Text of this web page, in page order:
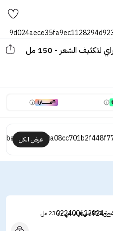
الشعر - 150 مل
عرض الكل
236 مل